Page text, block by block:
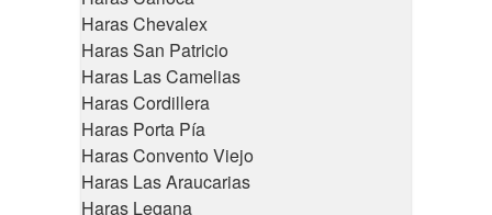
Haras Chevalex
Haras San Patricio
Haras Las Camelias
Haras Cordillera
Haras Porta Pía
Haras Convento Viejo
Haras Las Araucarias
Haras Legana